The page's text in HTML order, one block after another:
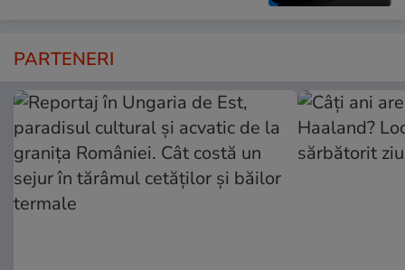
PARTENERI